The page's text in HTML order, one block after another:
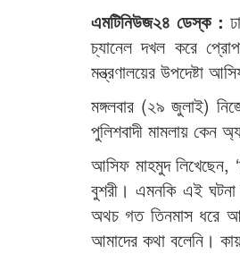
এমটিনিউজ২৪ ডেস্ক :
চ্যানেল দখল করে
মন্ত্রণালয়ের উপদেষ্টা
মঙ্গলবার (২৯ জুলাই)
পুলিশবাদী মামলায় কেন
আসিফ মাহমুদ লিখেছেন,
বুশরী। এমনকি এই ঘটনা
অথচ গত তিনমাস ধরে
আমাদের কথা বলেনি।